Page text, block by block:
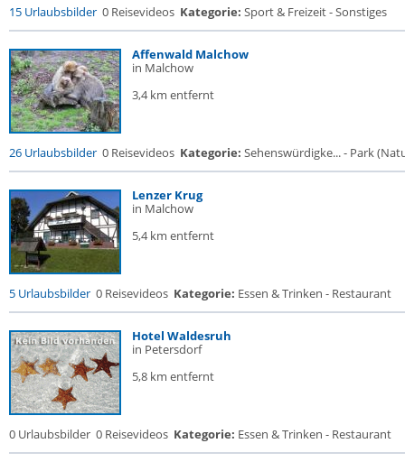
15 Urlaubsbilder 0 Reisevideos Kategorie: Sport & Freizeit - Sonstiges
Affenwald Malchow
in Malchow
3,4 km entfernt
26 Urlaubsbilder 0 Reisevideos Kategorie: Sehenswürdigke... - Park
Lenzer Krug
in Malchow
5,4 km entfernt
5 Urlaubsbilder 0 Reisevideos Kategorie: Essen & Trinken - Restaurant
Hotel Waldesruh
in Petersdorf
5,8 km entfernt
0 Urlaubsbilder 0 Reisevideos Kategorie: Essen & Trinken - Restaurant